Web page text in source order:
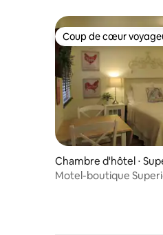
Coup de cœur
Coup de cœur
Chambre d'hôtel ⋅
Motel-boutique